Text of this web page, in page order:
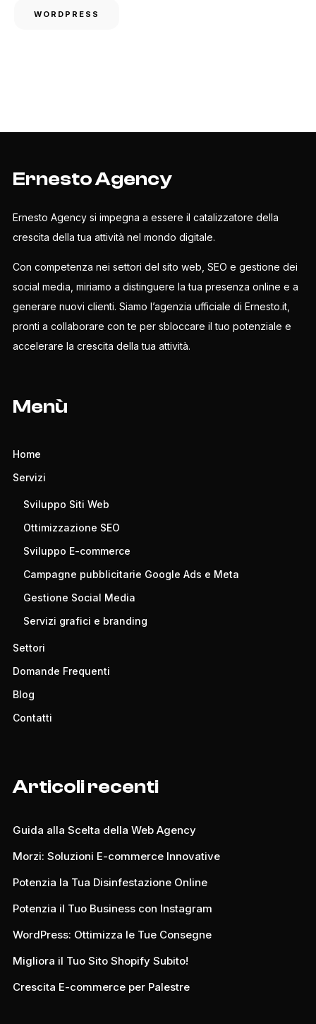
WORDPRESS
Ernesto Agency
Ernesto Agency si impegna a essere il catalizzatore della
crescita della tua attività nel mondo digitale.
Con competenza nei settori del sito web, SEO e gestione dei
social media, miriamo a distinguere la tua presenza online e a
generare nuovi clienti. Siamo l’agenzia ufficiale di Ernesto.it,
pronti a collaborare con te per sbloccare il tuo potenziale e
accelerare la crescita della tua attività.
Menù
Home
Servizi
Sviluppo Siti Web
Ottimizzazione SEO
Sviluppo E-commerce
Campagne pubblicitarie Google Ads e Meta
Gestione Social Media
Servizi grafici e branding
Settori
Domande Frequenti
Blog
Contatti
Articoli recenti
Guida alla Scelta della Web Agency
Morzi: Soluzioni E-commerce Innovative
Potenzia la Tua Disinfestazione Online
Potenzia il Tuo Business con Instagram
WordPress: Ottimizza le Tue Consegne
Migliora il Tuo Sito Shopify Subito!
Crescita E-commerce per Palestre